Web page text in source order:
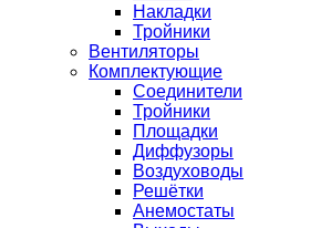
Накладки
Тройники
Вентиляторы
Комплектующие
Соединители
Тройники
Площадки
Диффузоры
Воздуховоды
Решётки
Анемостаты